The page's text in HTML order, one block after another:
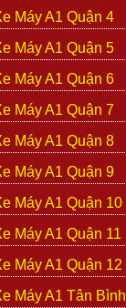
Máy A1 Quận 4
Máy A1 Quận 5
Máy A1 Quận 6
Máy A1 Quận 7
Máy A1 Quận 8
Máy A1 Quận 9
Máy A1 Quận 10
Máy A1 Quận 11
Máy A1 Quận 12
Máy A1 Tân Bình